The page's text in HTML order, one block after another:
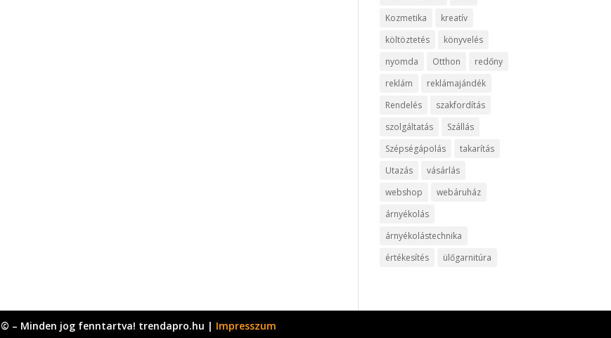
Kozmetika
kreatív
költöztetés
könyvelés
nyomda
Otthon
redőny
reklám
reklámajándék
Rendelés
szakfordítás
szolgáltatás
Szállás
Szépségápolás
takarítás
Utazás
vásárlás
webshop
webáruház
árnyékolás
árnyékolástechnika
értékesítés
ülőgarnitúra
© – Minden jog fenntartva! trendapro.hu | Impresszum